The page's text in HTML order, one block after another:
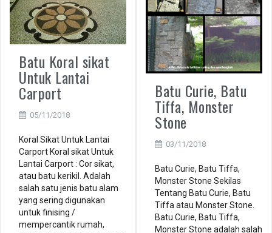
Batu Koral sikat
Untuk Lantai
Carport
05/11/2018
Koral Sikat Untuk Lantai
Carport Koral sikat Untuk
Lantai Carport : Cor sikat,
atau batu kerikil. Adalah
salah satu jenis batu alam
yang sering digunakan
untuk finising /
mempercantik rumah,
Batu Curie, Batu
Tiffa, Monster
Stone
03/11/2018
Batu Curie, Batu Tiffa,
Monster Stone Sekilas
Tentang Batu Curie, Batu
Tiffa atau Monster Stone.
Batu Curie, Batu Tiffa,
Monster Stone adalah salah